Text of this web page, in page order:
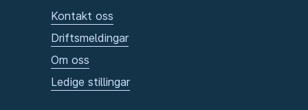
Kontakt oss
Driftsmeldingar
Om oss
Ledige stillingar